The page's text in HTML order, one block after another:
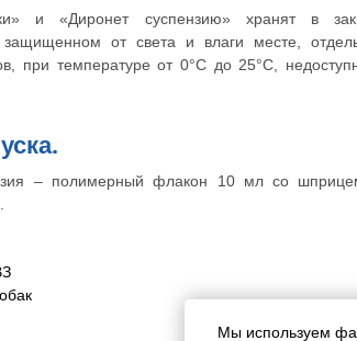
и «Диронет суспензию» хранят в
защищенном от света и влаги месте,
при температуре от 0°С до 25°С,
– полимерный флакон 10 мл со
Мы используем